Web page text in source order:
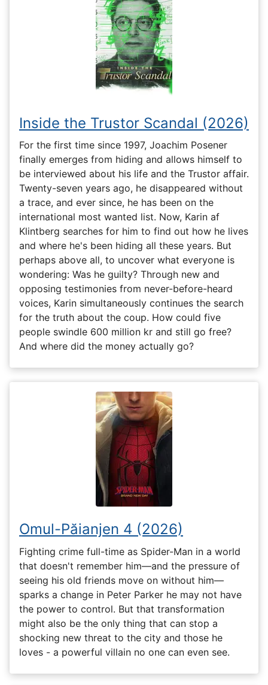
Inside the Trustor Scandal (2026)
For the first time since 1997, Joachim Posener
finally emerges from hiding and allows himself to
be interviewed about his life and the Trustor affair.
Twenty-seven years ago, he disappeared without
a trace, and ever since, he has been on the
international most wanted list. Now, Karin af
Klintberg searches for him to find out how he lives
and where he's been hiding all these years. But
perhaps above all, to uncover what everyone is
wondering: Was he guilty? Through new and
opposing testimonies from never-before-heard
voices, Karin simultaneously continues the search
for the truth about the coup. How could five
people swindle 600 million kr and still go free?
And where did the money actually go?
Omul-Păianjen 4 (2026)
Fighting crime full-time as Spider-Man in a world
that doesn't remember him—and the pressure of
seeing his old friends move on without him—
sparks a change in Peter Parker he may not have
the power to control. But that transformation
might also be the only thing that can stop a
shocking new threat to the city and those he
loves - a powerful villain no one can even see.